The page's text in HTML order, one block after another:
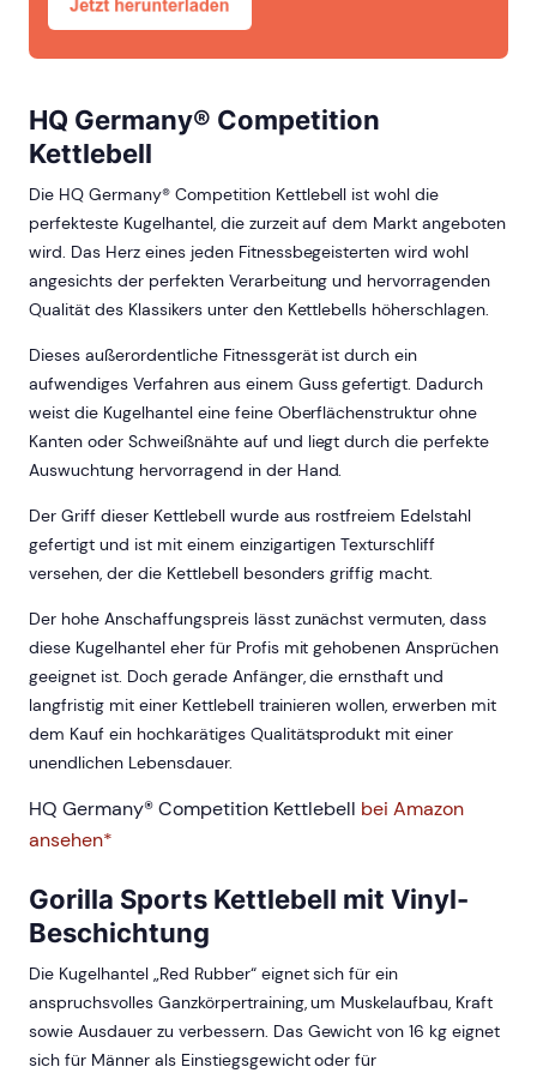
HQ Germany® Competition
Kettlebell
Die HQ Germany® Competition Kettlebell ist wohl die
perfekteste Kugelhantel, die zurzeit auf dem Markt angeboten
wird. Das Herz eines jeden Fitnessbegeisterten wird wohl
angesichts der perfekten Verarbeitung und hervorragenden
Qualität des Klassikers unter den Kettlebells höherschlagen.
Dieses außerordentliche Fitnessgerät ist durch ein
aufwendiges Verfahren aus einem Guss gefertigt. Dadurch
weist die Kugelhantel eine feine Oberflächenstruktur ohne
Kanten oder Schweißnähte auf und liegt durch die perfekte
Auswuchtung hervorragend in der Hand.
Der Griff dieser Kettlebell wurde aus rostfreiem Edelstahl
gefertigt und ist mit einem einzigartigen Texturschliff
versehen, der die Kettlebell besonders griffig macht.
Der hohe Anschaffungspreis lässt zunächst vermuten, dass
diese Kugelhantel eher für Profis mit gehobenen Ansprüchen
geeignet ist. Doch gerade Anfänger, die ernsthaft und
langfristig mit einer Kettlebell trainieren wollen, erwerben mit
dem Kauf ein hochkarätiges Qualitätsprodukt mit einer
unendlichen Lebensdauer.
HQ Germany® Competition Kettlebell bei Amazon
ansehen*
Gorilla Sports Kettlebell mit Vinyl-
Beschichtung
Die Kugelhantel „Red Rubber“ eignet sich für ein
anspruchsvolles Ganzkörpertraining, um Muskelaufbau, Kraft
sowie Ausdauer zu verbessern. Das Gewicht von 16 kg eignet
sich für Männer als Einstiegsgewicht oder für